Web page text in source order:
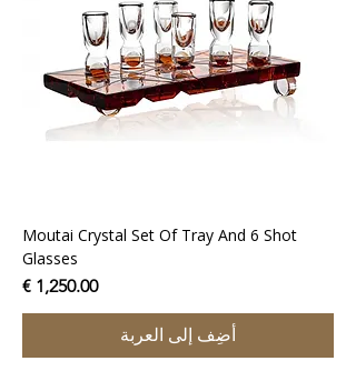
Moutai Crystal Set Of Tray And 6 Shot
Glasses
السعر
أضِف إلى العربة